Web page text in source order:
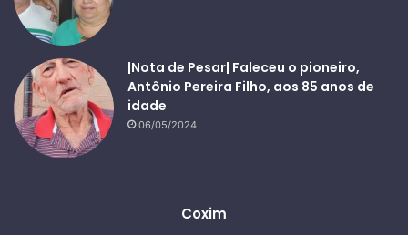
|Nota de Pesar| Faleceu o pioneiro,
Antônio Pereira Filho, aos 85 anos de
idade
06/05/2024
Coxim